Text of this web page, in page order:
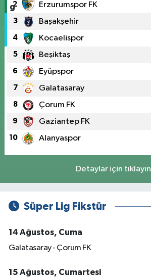
2 Erzurumspor FK
3 Başakşehir
4 Kocaelispor
5 Beşiktaş
6 Eyüpspor
7 Galatasaray
8 Çorum FK
9 Gaziantep FK
10 Alanyaspor
Detaylar için tıklayın
Süper Lig Fikstür
14 Ağustos, Cuma
Galatasaray - Çorum FK
15 Ağustos, Cumartesi